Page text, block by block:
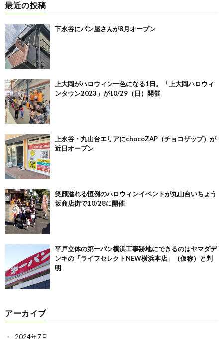
最近の投稿
下永谷にパン屋さんが8月オープン
上大岡がハロウィン一色になる1日。「上大岡ハロウィ
ンタウン2023」が10/29（日）開催
上永谷・丸山台エリアにchocoZAP（チョコザップ）が
近日オープン
笑顔溢れる恒例のハロウィンイベントが丸山台いちょう
坂商店街で10/28に開催
平戸立体の第一パン横浜工事跡地にできるのはヤマダデ
ンキの「ライフセレクトNEW横浜本店」（仮称）と判
明
アーカイブ
2024年7月